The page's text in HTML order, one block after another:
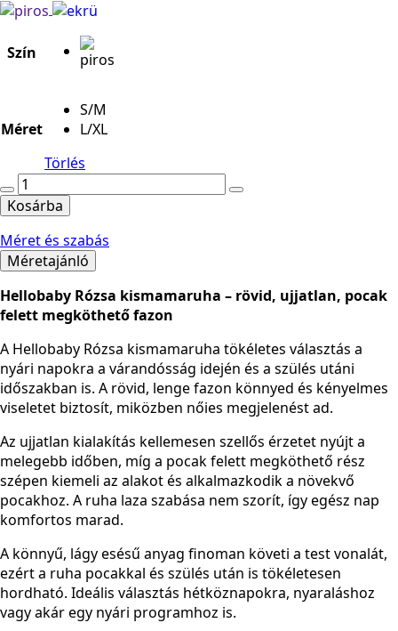
Szín
Méret
S/M
L/XL
Törlés
Rózsa
Kismama
Ruha
Midi
mennyiség
Kosárba
Méret és szabás
Méretajánló
Hellobaby Rózsa kismamaruha – rövid, ujjatlan, pocak
felett megköthető fazon
A Hellobaby Rózsa kismamaruha tökéletes választás a
nyári napokra a várandósság idején és a szülés utáni
időszakban is. A rövid, lenge fazon könnyed és kényelmes
viseletet biztosít, miközben nőies megjelenést ad.
Az ujjatlan kialakítás kellemesen szellős érzetet nyújt a
melegebb időben, míg a pocak felett megköthető rész
szépen kiemeli az alakot és alkalmazkodik a növekvő
pocakhoz. A ruha laza szabása nem szorít, így egész nap
komfortos marad.
A könnyű, lágy esésű anyag finoman követi a test vonalát,
ezért a ruha pocakkal és szülés után is tökéletesen
hordható. Ideális választás hétköznapokra, nyaraláshoz
vagy akár egy nyári programhoz is.